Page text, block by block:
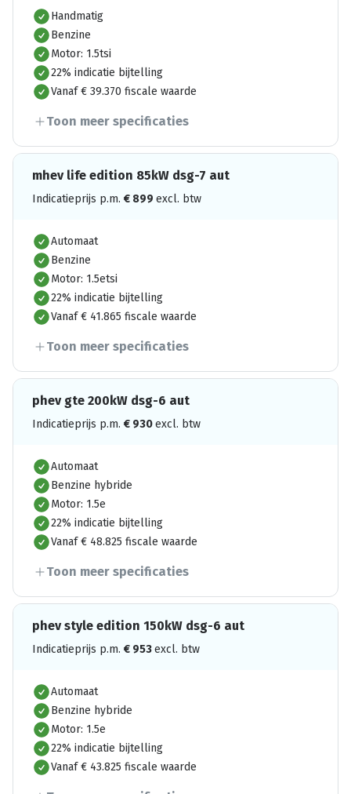
Handmatig
Benzine
Motor: 1.5tsi
22% indicatie bijtelling
Vanaf € 39.370 fiscale waarde
Toon meer specificaties
mhev life edition 85kW dsg-7 aut
Indicatieprijs p.m. € 899 excl. btw
Automaat
Benzine
Motor: 1.5etsi
22% indicatie bijtelling
Vanaf € 41.865 fiscale waarde
Toon meer specificaties
phev gte 200kW dsg-6 aut
Indicatieprijs p.m. € 930excl. btw
Automaat
Benzine hybride
Motor: 1.5e
22% indicatie bijtelling
Vanaf € 48.825 fiscale waarde
Toon meer specificaties
phev style edition 150kW dsg-6 aut
Indicatieprijs p.m. € 953excl. btw
Automaat
Benzine hybride
Motor: 1.5e
22% indicatie bijtelling
Vanaf € 43.825 fiscale waarde